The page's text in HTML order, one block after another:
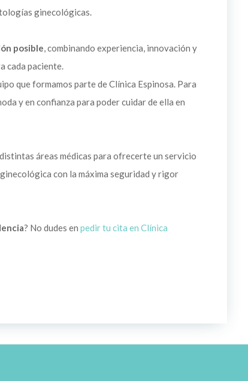
ginecológicas.
posible, combinando experiencia, innovación y
cada paciente.
que formamos parte de Clínica Espinosa. Para
y en confianza para poder cuidar de ella en
áreas médicas para ofrecerte un servicio
con la máxima seguridad y rigor
? No dudes en pedir tu cita en Clínica